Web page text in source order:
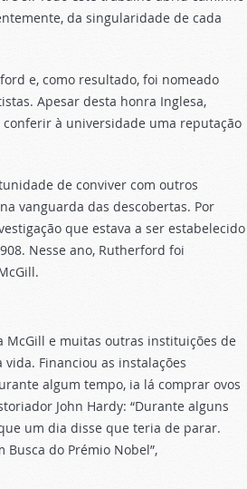
da singularidade de cada
e, como resultado, foi nomeado
Apesar desta honra Inglesa,
à universidade uma reputação
de conviver com outros
vanguarda das descobertas. Por
que estava a ser estabelecido
Nesse ano, Rutherford foi
McGill e muitas outras instituições de
Financiou as instalações
algum tempo, ia lá comprar ovos
John Hardy: “Durante alguns
um dia disse que teria de parar.
Busca do Prémio Nobel”,